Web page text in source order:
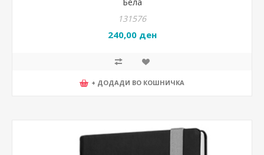
131576
240,00 ден
+ ДОДАДИ ВО КОШНИЧКА